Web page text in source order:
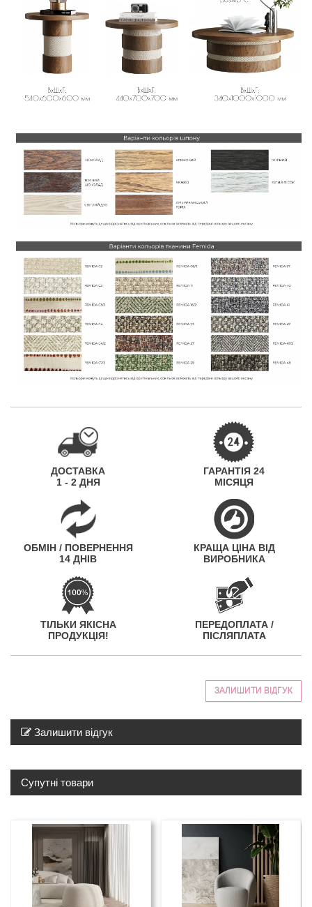
ДОСТАВКА
1 - 2 ДНЯ
ГАРАНТІЯ 24
МІСЯЦЯ
ОБМІН / ПОВЕРНЕННЯ
14 ДНІВ
КРАЩА ЦІНА ВІД
ВИРОБНИКА
ТІЛЬКИ ЯКІСНА
ПРОДУКЦІЯ!
ПЕРЕДОПЛАТА /
ПІСЛЯПЛАТА
ЗАЛИШИТИ ВІДГУК
Залишити відгук
Супутні товари